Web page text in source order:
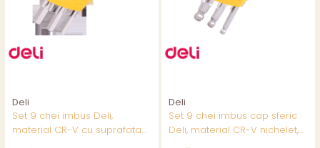
Deli
Set 9 chei imbus Deli,
material CR-V cu suprafata
Deli
Set 9 chei imbus cap sferic
Deli, material CR-V nichelet,